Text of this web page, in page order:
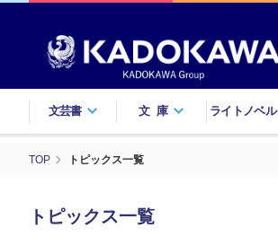
文芸書 文庫 ライトノベル
TOP トピックス一覧
トピックス一覧